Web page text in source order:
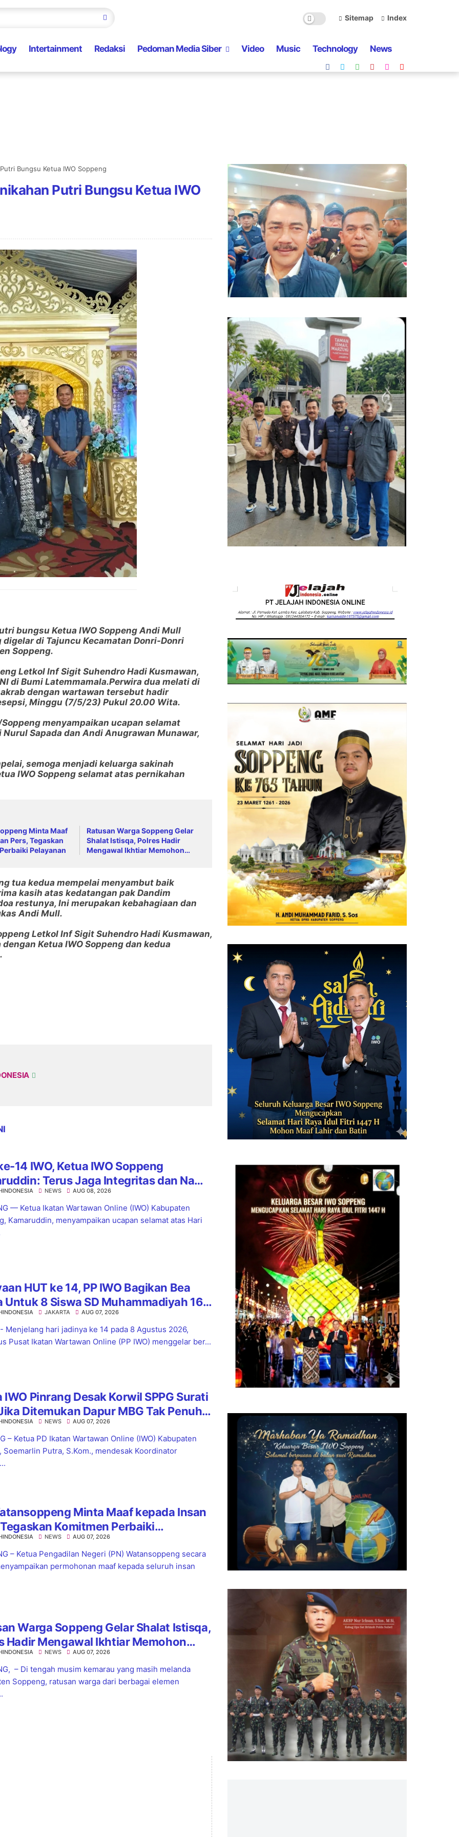
Sitemap Index
Intertainment Redaksi Pedoman Media Siber Video Music Technology News
Bungsu Ketua IWO Soppeng
Putri Bungsu Ketua IWO
bungsu Ketua IWO Soppeng Andi Mull
di Tajuncu Kecamatan Donri-Donri
Soppeng.
Letkol Inf Sigit Suhendro Hadi Kusmawan,
di Bumi Latemmamala.Perwira dua melati di
dengan wartawan tersebut hadir
Minggu (7/5/23) Pukul 20.00 Wita.
menyampaikan ucapan selamat
Sapada dan Andi Anugrawan Munawar,
semoga menjadi keluarga sakinah
IWO Soppeng selamat atas pernikahan
Minta Maaf
Pers, Tegaskan
Pelayanan
Ratusan Warga Soppeng Gelar
Shalat Istisqa, Polres Hadir
Mengawal Ikhtiar Memohon
tua kedua mempelai menyambut baik
kasih atas kedatangan pak Dandim
restunya, Ini merupakan kebahagiaan dan
Andi Mull.
Letkol Inf Sigit Suhendro Hadi Kusmawan,
Ketua IWO Soppeng dan kedua
14 IWO, Ketua IWO Soppeng
Terus Jaga Integritas dan Nama
NEWS AUG 08, 2026
— Ketua Ikatan Wartawan Online (IWO) Kabupaten
Kamaruddin, menyampaikan ucapan selamat atas Hari
HUT ke 14, PP IWO Bagikan Bea
Untuk 8 Siswa SD Muhammadiyah 16
JAKARTA AUG 07, 2026
Menjelang hari jadinya ke 14 pada 8 Agustus 2026,
Pusat Ikatan Wartawan Online (PP IWO) menggelar ber...
IWO Pinrang Desak Korwil SPPG Surati
Ditemukan Dapur MBG Tak Penuhi
NEWS AUG 07, 2026
– Ketua PD Ikatan Wartawan Online (IWO) Kabupaten
Soemarlin Putra, S.Kom., mendesak Koordinator
Minta Maaf kepada Insan
Komitmen Perbaiki
NEWS AUG 07, 2026
– Ketua Pengadilan Negeri (PN) Watansoppeng secara
permohonan maaf kepada seluruh insan
Warga Soppeng Gelar Shalat Istisqa,
Hadir Mengawal Ikhtiar Memohon
Hujan
NEWS AUG 07, 2026
– Di tengah musim kemarau yang masih melanda
Soppeng, ratusan warga dari berbagai elemen